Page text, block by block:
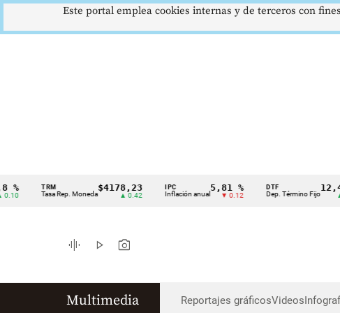
Cintillo
indicadores
económicos
TRM
Tasa Rep. Moneda
$4178,23
▲ 0.42
IPC
Inflación anual
5,81 %
▼ 0.12
DTF
Dep. Término Fijo
12,48 %
▲ 0.05
graphic_eq play_arrow photo_camera
Multimedia Reportajes gráficosVideos
Este portal emplea cookies internas y de terceros con